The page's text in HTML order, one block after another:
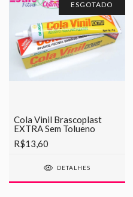
ESGOTADO
Cola Vinil Brascoplast
EXTRA Sem Tolueno
R$13,60
DETALHES